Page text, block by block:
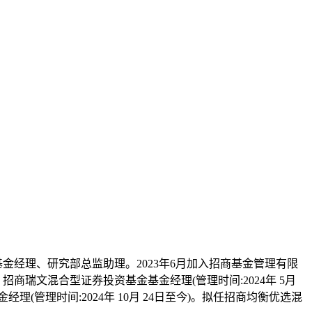
经理、研究部总监助理。2023年6月加入招商基金管理有限
商瑞文混合型证券投资基金基金经理(管理时间:2024年 5月
理(管理时间:2024年 10月 24日至今)。拟任招商均衡优选混